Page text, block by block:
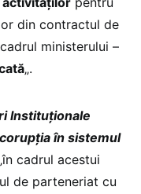
din contractul de
ministerului –
„.
Instituționale
în sistemul
cadrul acestui
de parteneriat cu